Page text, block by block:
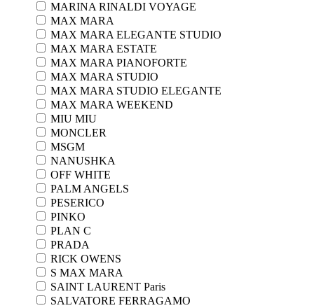
MARINA RINALDI VOYAGE
MAX MARA
MAX MARA ELEGANTE STUDIO
MAX MARA ESTATE
MAX MARA PIANOFORTE
MAX MARA STUDIO
MAX MARA STUDIO ELEGANTE
MAX MARA WEEKEND
MIU MIU
MONCLER
MSGM
NANUSHKA
OFF WHITE
PALM ANGELS
PESERICO
PINKO
PLAN C
PRADA
RICK OWENS
S MAX MARA
SAINT LAURENT Paris
SALVATORE FERRAGAMO